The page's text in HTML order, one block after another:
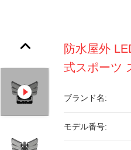
防水屋外
式スポーツ
ブランド名:
モデル番号: